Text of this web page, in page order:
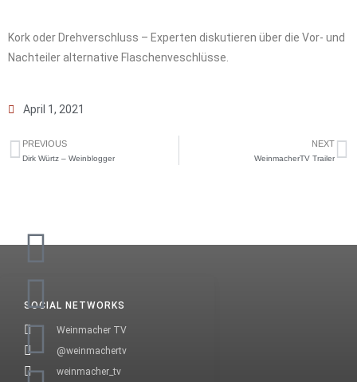
Kork oder Drehverschluss – Experten diskutieren über die Vor- und
Nachteiler alternative Flaschenveschlüsse.
April 1, 2021
PREVIOUS
Dirk Würtz – Weinblogger
NEXT
WeinmacherTV Trailer
SOCIAL NETWORKS
Weinmacher TV
@weinmachertv
weinmacher_tv